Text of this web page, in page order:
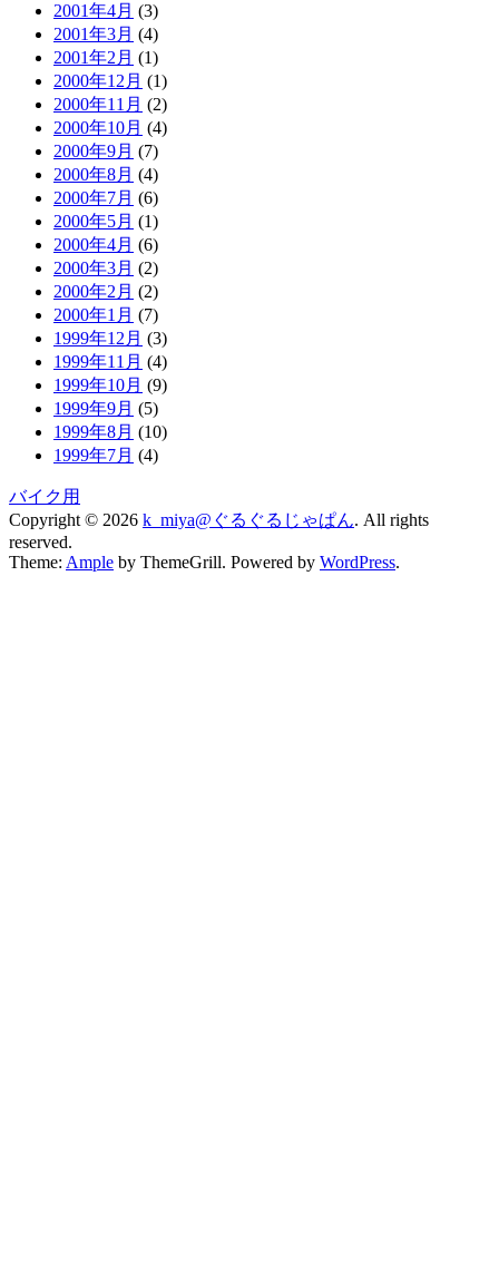
2001年4月 (3)
2001年3月 (4)
2001年2月 (1)
2000年12月 (1)
2000年11月 (2)
2000年10月 (4)
2000年9月 (7)
2000年8月 (4)
2000年7月 (6)
2000年5月 (1)
2000年4月 (6)
2000年3月 (2)
2000年2月 (2)
2000年1月 (7)
1999年12月 (3)
1999年11月 (4)
1999年10月 (9)
1999年9月 (5)
1999年8月 (10)
1999年7月 (4)
バイク用
Copyright © 2026 k_miya@ぐるぐるじゃぱん. All rights
reserved.
Theme: Ample by ThemeGrill. Powered by WordPress.